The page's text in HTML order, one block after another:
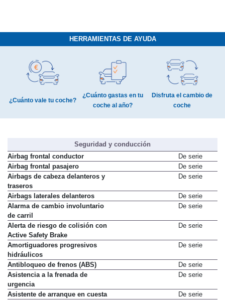
HERRAMIENTAS DE AYUDA
¿Cuánto vale tu coche?
¿Cuánto gastas en tu
coche al año?
Disfruta el cambio de
coche
Seguridad y conducción
Airbag frontal conductor
De serie
Airbag frontal pasajero
De serie
Airbags de cabeza delanteros y
traseros
De serie
Airbags laterales delanteros
De serie
Alarma de cambio involuntario
de carril
De serie
Alerta de riesgo de colisión con
Active Safety Brake
De serie
Amortiguadores progresivos
hidráulicos
De serie
Antibloqueo de frenos (ABS)
De serie
Asistencia a la frenada de
urgencia
De serie
Asistente de arranque en cuesta
De serie